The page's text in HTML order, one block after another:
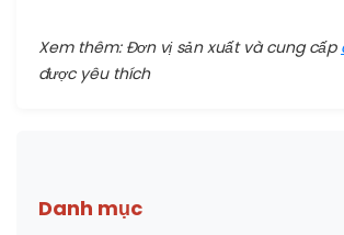
Xem thêm: Đơn vị sản xuất và cung cấp
được yêu thích
Danh mục